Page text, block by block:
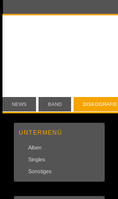
NEWS BAND DISKOGRAFIE
UNTERMENÜ
Alben
Singles
Sonstiges